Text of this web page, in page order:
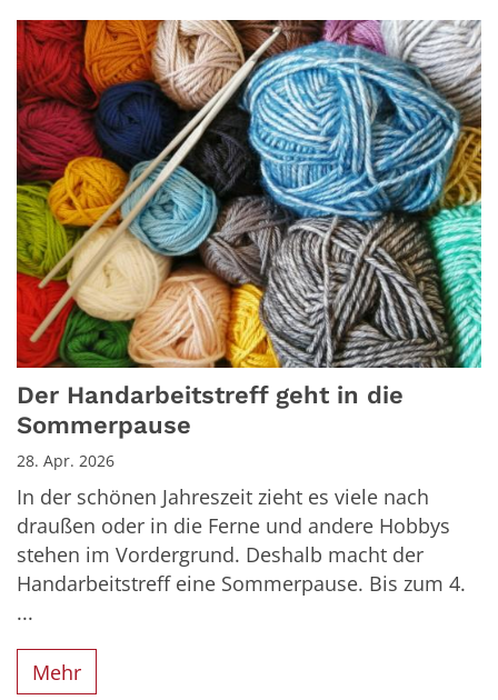
Der Handarbeitstreff geht in die
Sommerpause
28. Apr. 2026
In der schönen Jahreszeit zieht es viele nach
draußen oder in die Ferne und andere Hobbys
stehen im Vordergrund. Deshalb macht der
Handarbeitstreff eine Sommerpause. Bis zum 4.
...
Mehr